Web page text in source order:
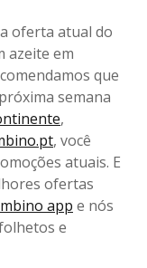
oferta atual do
azeite em
que
semana
,
, você
atuais. E
ofertas
app e nós
e